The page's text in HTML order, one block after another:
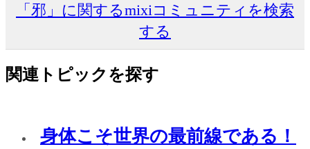
「邪」に関するmixiコミュニティを検索
する
関連トピックを探す
身体こそ世界の最前線である！